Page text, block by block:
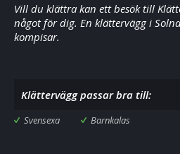
Vill du klättra kan ett besök till
något för dig. En klättervägg i
kompisar.
Klättervägg passar bra till:
Svensexa Barnkalas